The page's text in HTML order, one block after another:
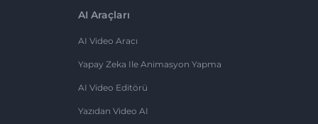
AI Araçları
AI Video Aracı
Yapay Zeka Ile Animasyon Yapma
AI Video Editörü
Yazıdan Video AI